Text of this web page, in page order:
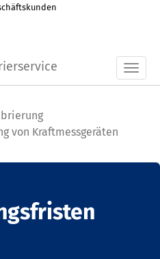
von Kraftmessgeräten